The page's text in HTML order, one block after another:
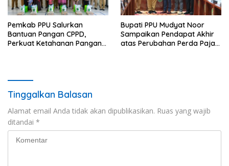
Pemkab PPU Salurkan
Bantuan Pangan CPPD,
Perkuat Ketahanan Pangan
Bupati PPU Mudyat Noor
Sampaikan Pendapat Akhir
atas Perubahan Perda Pajak
Tinggalkan Balasan
Alamat email Anda tidak akan dipublikasikan. Ruas yang wajib
ditandai *